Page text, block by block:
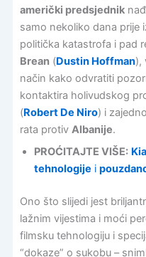
američki predsjednik
samo nekoliko dana prije
politička katastrofa i pad
Brean(Dustin Hoffman),
način kako odvratiti
kontaktira holivudskog
(Robert De Niro) i
rata protiv Albanije.
PROĆITAJTE VIŠE:
tehnologije i
Ono što slijedi jest
lažnim vijestima i moći
filmsku tehnologiju i
“dokaze” o sukobu –